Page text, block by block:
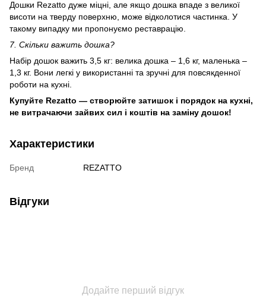
Дошки Rezatto дуже міцні, але якщо дошка впаде з великої
висоти на тверду поверхню, може відколотися частинка. У
такому випадку ми пропонуємо реставрацію.
7. Скільки важить дошка?
Набір дошок важить 3,5 кг: велика дошка – 1,6 кг, маленька –
1,3 кг. Вони легкі у використанні та зручні для повсякденної
роботи на кухні.
Купуйте Rezatto — створюйте затишок і порядок на кухні,
не витрачаючи зайвих сил і коштів на заміну дошок!
Характеристики
Бренд REZATTO
Відгуки
Додайте перший відгук